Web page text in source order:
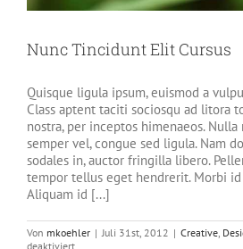
Nunc Tincidunt Elit Cursus
Quisque ligula ipsum, euismod a
Class aptent taciti sociosqu ad litora
nostra, per inceptos himenaeos.
semper vel, congue sed ligula. Nam
sodales in, auctor fringilla libero.
tempor tellus eget hendrerit. Morbi
Aliquam id [...]
Von mkoehler | Juli 31st, 2012 | Creative
deaktiviertfür